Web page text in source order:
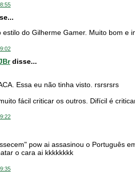
estilo do Gilherme Gamer. Muito bom e
disse...
Essa eu não tinha visto. rsrsrsrs
fácil criticar os outros. Difícil é
pow ai assasinou o Português
o cara ai kkkkkkkk